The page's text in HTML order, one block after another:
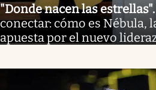
"Donde nacen las estrellas".
conectar: cómo es Nébula,
apuesta por el nuevo